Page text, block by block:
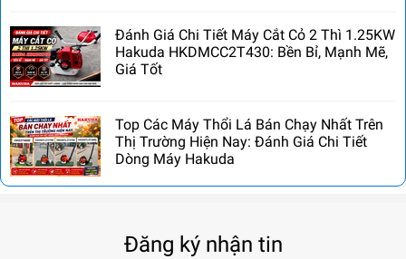
Đánh Giá Chi Tiết Máy Cắt Cỏ 2 Thì 1.25KW
Hakuda HKDMCC2T430: Bền Bỉ, Mạnh Mẽ,
Giá Tốt
Top Các Máy Thổi Lá Bán Chạy Nhất Trên
Thị Trường Hiện Nay: Đánh Giá Chi Tiết
Dòng Máy Hakuda
Đăng ký nhận tin